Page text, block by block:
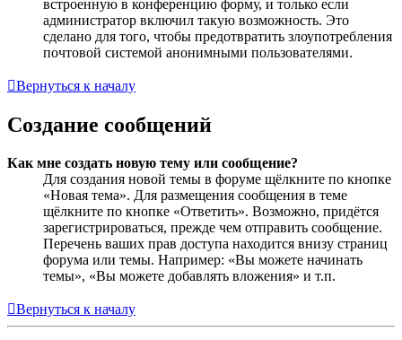
встроенную в конференцию форму, и только если
администратор включил такую возможность. Это
сделано для того, чтобы предотвратить злоупотребления
почтовой системой анонимными пользователями.
Вернуться к началу
Создание сообщений
Как мне создать новую тему или сообщение?
Для создания новой темы в форуме щёлкните по кнопке
«Новая тема». Для размещения сообщения в теме
щёлкните по кнопке «Ответить». Возможно, придётся
зарегистрироваться, прежде чем отправить сообщение.
Перечень ваших прав доступа находится внизу страниц
форума или темы. Например: «Вы можете начинать
темы», «Вы можете добавлять вложения» и т.п.
Вернуться к началу